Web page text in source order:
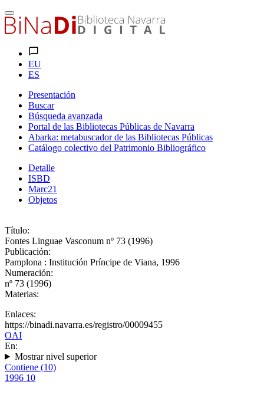
EU
ES
Presentación
Buscar
Búsqueda avanzada
Portal de las Bibliotecas Públicas de Navarra
Abarka: metabuscador de las Bibliotecas Públicas
Catálogo colectivo del Patrimonio Bibliográfico
Detalle
ISBD
Marc21
Objetos
Título:
Fontes Linguae Vasconum nº 73 (1996)
Publicación:
Pamplona : Institución Príncipe de Viana, 1996
Numeración:
nº 73 (1996)
Materias:
Enlaces:
https://binadi.navarra.es/registro/00009455
OAI
En:
Mostrar nivel superior
Contiene (10)
1996 10